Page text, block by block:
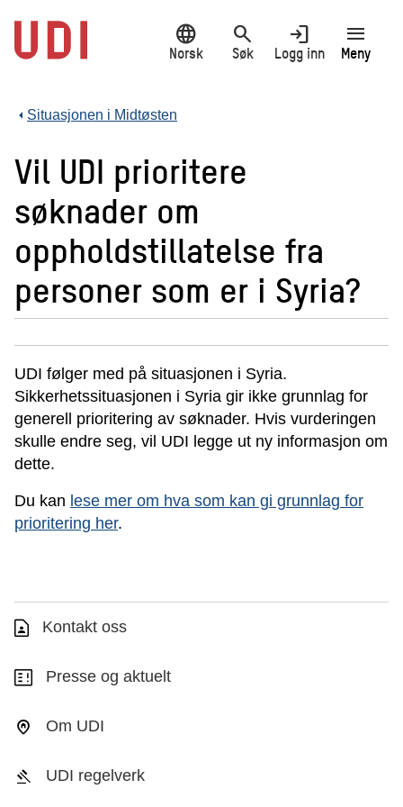
hovedinnhold
language
Norsk
search
Søk
login
Logg inn
menu
Meny
Situasjonen i Midtøsten
Vil UDI prioritere
søknader om
oppholdstillatelse fra
personer som er i Syria?
UDI følger med på situasjonen i Syria.
Sikkerhetssituasjonen i Syria gir ikke grunnlag for
generell prioritering av søknader. Hvis vurderingen
skulle endre seg, vil UDI legge ut ny informasjon om
dette.
Du kan lese mer om hva som kan gi grunnlag for
prioritering her.
Kontakt oss
Presse og aktuelt
Om UDI
UDI regelverk